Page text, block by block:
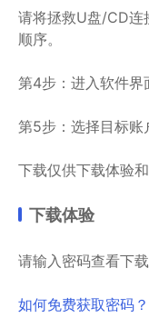
请将拯救U盘/CD连
顺序。
第4步：进入软件界
第5步：选择目标账
下载仅供下载体验
下载体验
请输入密码查看下载
如何免费获取密码？